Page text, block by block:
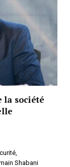
la société
Shabani